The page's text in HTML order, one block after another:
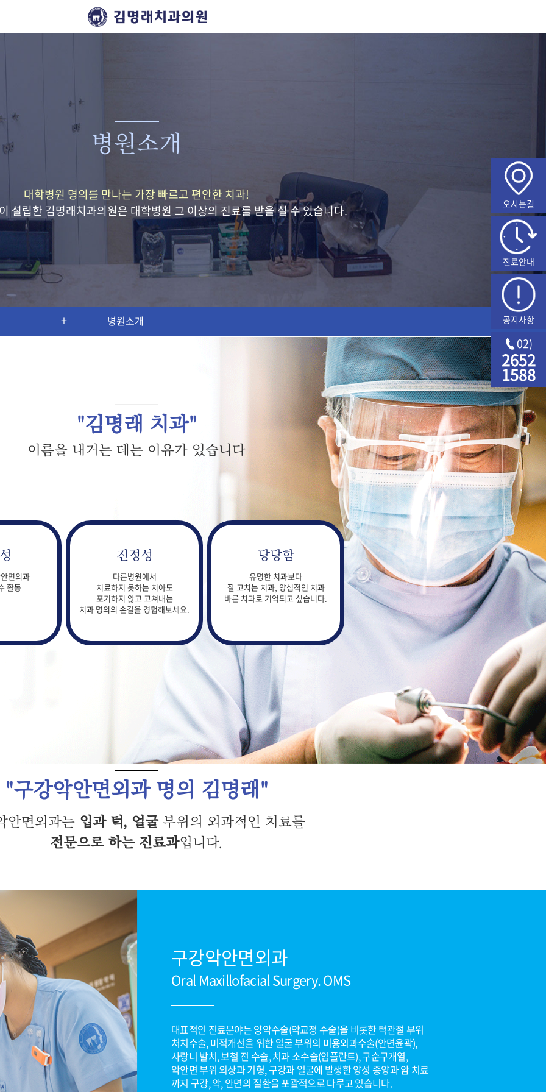
병원소개
대학병원 명의를 만나는 가장 빠르고 편안한 치과!
설립한 김명래치과의원은 대학병원 그 이상의 진료를 받을 실 수 있습니다.
병원소개
진료안내
오시는길
"김명래 치과"
이름을 내거는 데는 이유가 있습니다
면외과
활동
진정성
다른병원에서
치료하지 못하는 치아도
포기하지 않고 고쳐내는
치과 명의의 손길을 경험해보세요.
당당함
유명한 치과보다
잘 고치는 치과, 양심적인 치과
바른 치과로 기억되고 싶습니다.
"구강악안면외과 명의 김명래"
안면외과는 입과 턱, 얼굴부위의 외과적인 치료를
전문으로 하는 진료과입니다.
구강악안면외과
Oral Maxillofacial Surgery. OMS
대표적인 진료분야는 양악수술(악교정 수술)을 비롯한 턱관절 부위
처치수술, 미적개선을 위한 얼굴 부위의 미용외과수술(안면윤곽),
사랑니 발치, 보철 전 수술, 치과 소수술(임플란트), 구순구개열,
악안면 부위 외상과 기형, 구강과 얼굴에 발생한 양성 종양과 암 치료
까지 구강, 악, 안면의 질환을 포괄적으로 다루고 있습니다.
오시는길
진료안내
공지사항
02)
2652
1588